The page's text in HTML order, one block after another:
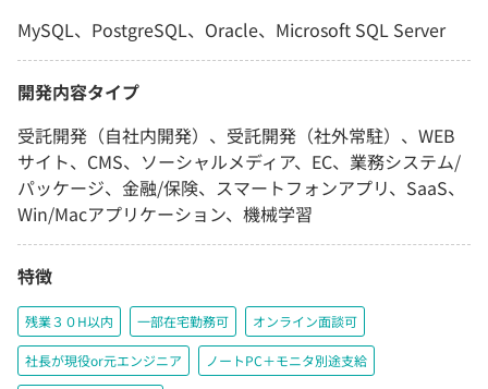
MySQL、PostgreSQL、Oracle、Microsoft SQL Server
開発内容タイプ
受託開発（自社内開発）、受託開発（社外常駐）、WEB
サイト、CMS、ソーシャルメディア、EC、業務システム/
パッケージ、金融/保険、スマートフォンアプリ、SaaS、
Win/Macアプリケーション、機械学習
特徴
残業３０H以内 一部在宅勤務可 オンライン面談可
社長が現役or元エンジニア ノートPC＋モニタ別途支給